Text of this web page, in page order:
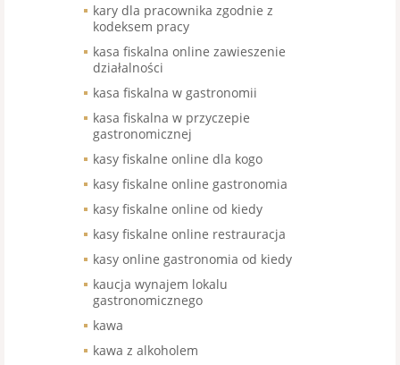
kary dla pracownika zgodnie z
kodeksem pracy
kasa fiskalna online zawieszenie
działalności
kasa fiskalna w gastronomii
kasa fiskalna w przyczepie
gastronomicznej
kasy fiskalne online dla kogo
kasy fiskalne online gastronomia
kasy fiskalne online od kiedy
kasy fiskalne online restrauracja
kasy online gastronomia od kiedy
kaucja wynajem lokalu
gastronomicznego
kawa
kawa z alkoholem